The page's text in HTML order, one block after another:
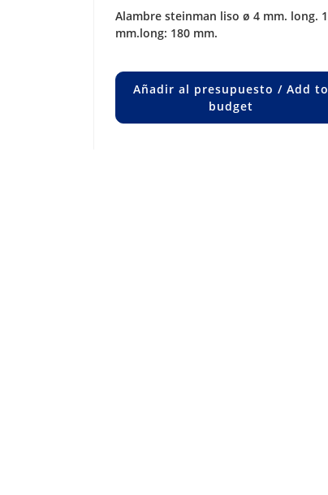
alambre steinman liso ø 4 mm. long. 180
mm.long: 180 mm.
Añadir al presupuesto / Add to
budget